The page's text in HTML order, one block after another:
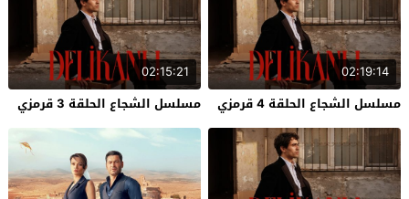
02:19:14
مسلسل الشجاع الحلقة 4 قرمزي
02:15:21
مسلسل الشجاع الحلقة 3 قرمزي